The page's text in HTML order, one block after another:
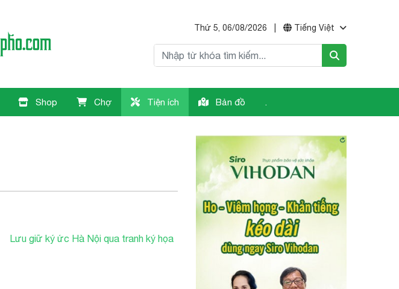
Thứ 5, 06/08/2026 Tiếng Việt
Shop Chợ Tiện ích Bản đồ .
Lưu giữ ký ức Hà Nội qua tranh ký họa